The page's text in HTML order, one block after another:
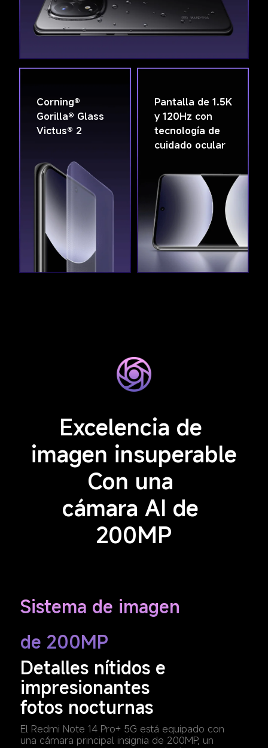
Corning®
Gorilla® Glass
Victus® 2
Pantalla de 1.5K
y 120Hz con
tecnología de
cuidado ocular
Excelencia de
imagen insuperable
Con una
cámara AI de
200MP
Sistema de imagen
de 200MP
Detalles nítidos e
impresionantes
fotos nocturnas
El Redmi Note 14 Pro+ 5G está equipado con
una cámara principal insignia de 200MP, un